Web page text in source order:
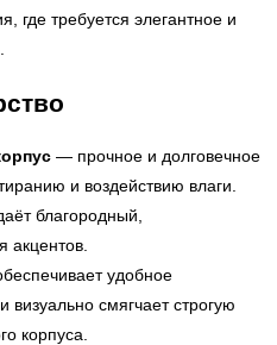
где требуется элегантное и
— прочное и долговечное
и воздействию влаги.
благородный,
удобное
смягчает строгую
корпуса.